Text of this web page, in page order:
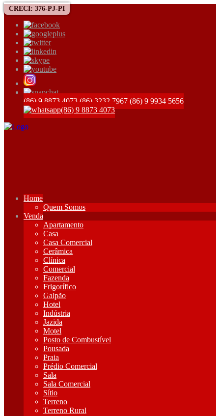
CRECI: 376-PJ-PI
(86) 9 8873 4073 (86) 3232 7967 (86) 9 9934 5656
(86) 9 8873 4073
Home
Quem Somos
Venda
Apartamento
Casa
Casa Comercial
Cerâmica
Clínica
Comercial
Fazenda
Frigorífico
Galpão
Hotel
Indústria
Jazida
Motel
Posto de Combustível
Pousada
Praia
Prédio Comercial
Sala
Sala Comercial
Sítio
Terreno
Terreno Rural